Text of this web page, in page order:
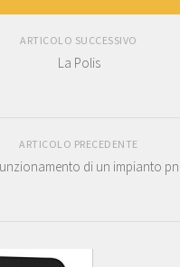
ARTICOLO SUCCESSIVO
La Polis
ARTICOLO PRECEDENTE
di un impianto